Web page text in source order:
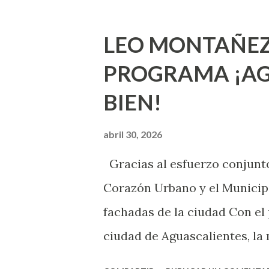
que estés lista para lo que
lo que deberías saber. Pero
sexuales no son expertos o
nuevo que aprender y
como cualquier persona
cuando ambas partes son
LEO
PROGRAMA
BIEN!
abril 30, 2026
Gracias al esfuerzo
Corazón Urbano y el
fachadas de la ciudad Con
ciudad de Aguascalientes, la